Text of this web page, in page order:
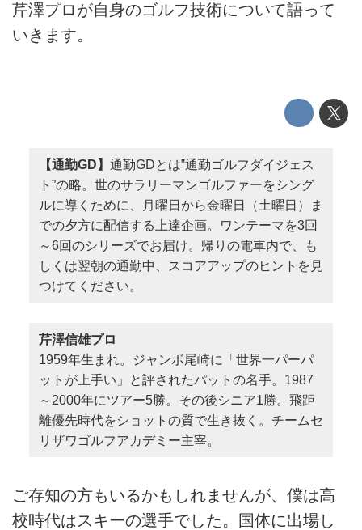
芹澤プロが自身のゴルフ技術について語って
いきます。
【通勤GD】 通勤GDとは‟通勤ゴルフダイジェス
ト”の略。世のサラリーマンゴルファーをシング
ルに導くために、月曜日から金曜日（土曜日）ま
での夕方に配信する上達企画。ワンテーマを3回
～6回のシリーズでお届け。帰りの電車内で、も
しくは翌朝の通勤中、スコアアップのヒントを見
つけてください。
芹澤信雄プロ
1959年生まれ。ジャンボ尾崎に「世界一パーパ
ットが上手い」と評されたパットの名手。1987
～2000年にツアー5勝。その後シニア1勝。飛距
離優先時代をショットの質で生き抜く。チームセ
リザワゴルフアカデミー主宰。
ご存知の方もいるかもしれませんが、僕は高
校時代はスキーの選手でした。国体に出場し